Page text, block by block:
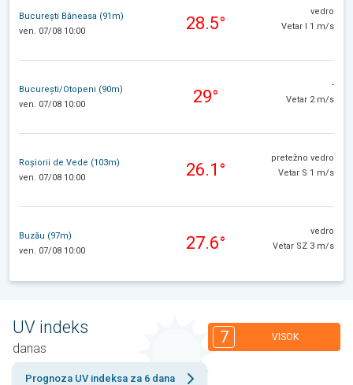
București Băneasa (91m)
ven. 07/08 10:00
28.5°
vedro
Vetar I 1 m/s
București/Otopeni (90m)
ven. 07/08 10:00
29°
-
Vetar 2 m/s
Roșiorii de Vede (103m)
ven. 07/08 10:00
26.1°
pretežno vedro
Vetar S 1 m/s
Buzău (97m)
ven. 07/08 10:00
27.6°
vedro
Vetar SZ 3 m/s
UV indeks
danas
7 VISOK
Prognoza UV indeksa za 6 dana